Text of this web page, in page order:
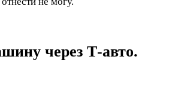
через Т-авто.